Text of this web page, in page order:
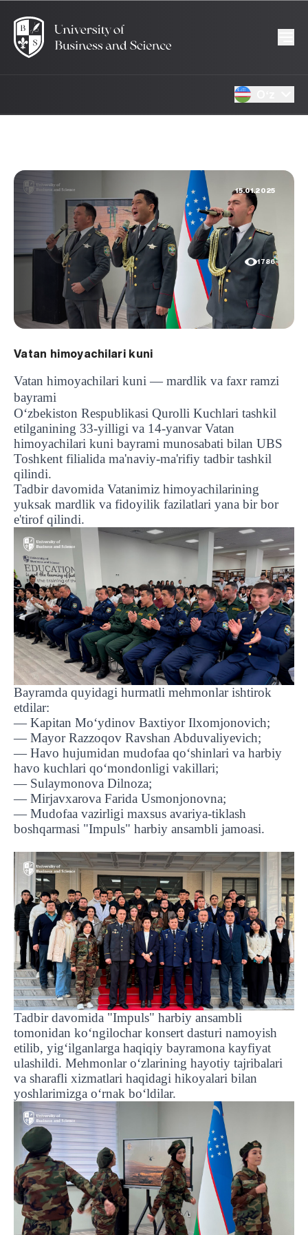
15.01.2025
1786
Vatan himoyachilari kuni
Vatan himoyachilari kuni — mardlik va faxr ramzi
bayrami
O‘zbekiston Respublikasi Qurolli Kuchlari tashkil
etilganining 33-yilligi va 14-yanvar Vatan
himoyachilari kuni bayrami munosabati bilan UBS
Toshkent filialida ma'naviy-ma'rifiy tadbir tashkil
qilindi.
Tadbir davomida Vatanimiz himoyachilarining
yuksak mardlik va fidoyilik fazilatlari yana bir bor
e'tirof qilindi.
Bayramda quyidagi hurmatli mehmonlar ishtirok
etdilar:
— Kapitan Mo‘ydinov Baxtiyor Ilxomjonovich;
— Mayor Razzoqov Ravshan Abduvaliyevich;
— Havo hujumidan mudofaa qo‘shinlari va harbiy
havo kuchlari qo‘mondonligi vakillari;
— Sulaymonova Dilnoza;
— Mirjavxarova Farida Usmonjonovna;
— Mudofaa vazirligi maxsus avariya-tiklash
boshqarmasi "Impuls" harbiy ansambli jamoasi.
Tadbir davomida "Impuls" harbiy ansambli
tomonidan ko‘ngilochar konsert dasturi namoyish
etilib, yig‘ilganlarga haqiqiy bayramona kayfiyat
ulashildi. Mehmonlar o‘zlarining hayotiy tajribalari
va sharafli xizmatlari haqidagi hikoyalari bilan
yoshlarimizga o‘rnak bo‘ldilar.